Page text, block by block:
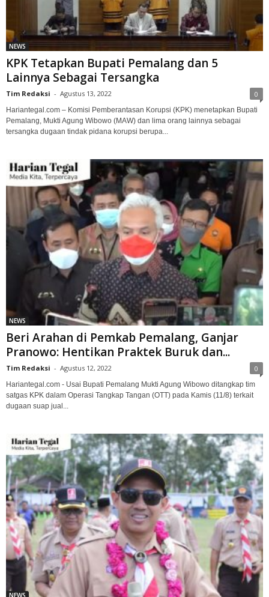
NEWS
KPK Tetapkan Bupati Pemalang dan 5
Lainnya Sebagai Tersangka
Tim Redaksi - Agustus 13, 2022 0
Hariantegal.com – Komisi Pemberantasan Korupsi (KPK) menetapkan Bupati
Pemalang, Mukti Agung Wibowo (MAW) dan lima orang lainnya sebagai
tersangka dugaan tindak pidana korupsi berupa...
NEWS
Beri Arahan di Pemkab Pemalang, Ganjar
Pranowo: Hentikan Praktek Buruk dan...
Tim Redaksi - Agustus 12, 2022 0
Hariantegal.com - Usai Bupati Pemalang Mukti Agung Wibowo ditangkap tim
satgas KPK dalam Operasi Tangkap Tangan (OTT) pada Kamis (11/8) terkait
dugaan suap jual...
NEWS